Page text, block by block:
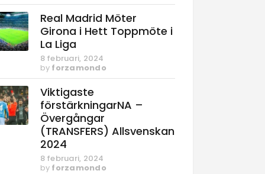
Real Madrid Möter
Girona i Hett Toppmöte i
La Liga
8 februari, 2024
by forzamondo
Viktigaste
förstärkningarNA –
Övergångar
(TRANSFERS) Allsvenskan
2024
8 februari, 2024
by forzamondo